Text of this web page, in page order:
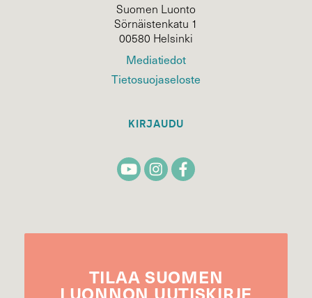
Suomen Luonto
Sörnäistenkatu 1
00580 Helsinki
Mediatiedot
Tietosuojaseloste
KIRJAUDU
TILAA SUOMEN